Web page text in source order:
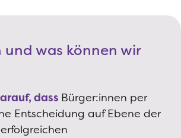
was können wir
dass Bürger:innen per
Entscheidung auf Ebene der